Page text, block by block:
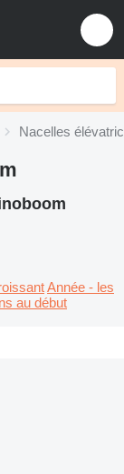
Nacelles
Année - les
au début